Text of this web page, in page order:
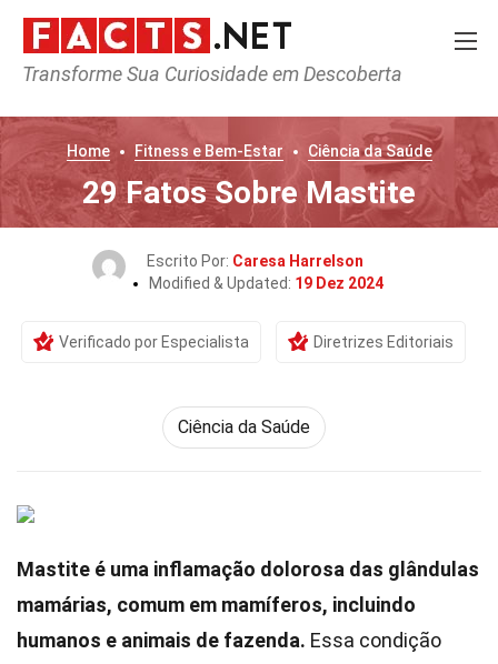
Transforme Sua Curiosidade em Descoberta
Home Fitness e Bem-Estar Ciência da Saúde
29 Fatos Sobre Mastite
Escrito Por: Caresa Harrelson
Modified & Updated: 19 Dez 2024
Verificado por Especialista Diretrizes Editoriais
Ciência da Saúde
Mastite é uma inflamação dolorosa das glândulas
mamárias, comum em mamíferos, incluindo
humanos e animais de fazenda. Essa condição